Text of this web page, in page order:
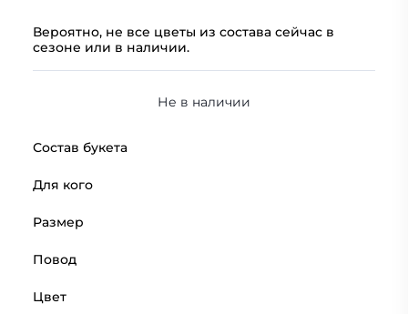
Вероятно, не все цветы из состава сейчас в
сезоне или в наличии.
Не в наличии
Состав букета
Для кого
Размер
Повод
Цвет